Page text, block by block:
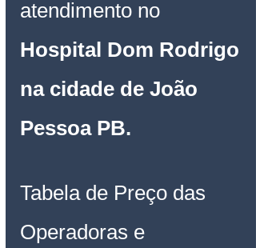
atendimento no
Hospital Dom Rodrigo
na cidade de João
Pessoa PB.
Tabela de Preço das
Operadoras e